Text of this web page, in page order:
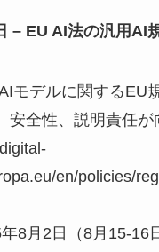
– EU AI法の汎用AI
モデルに関するEU
安全性、説明責任が
en/policies/
8月2日（8月15-16